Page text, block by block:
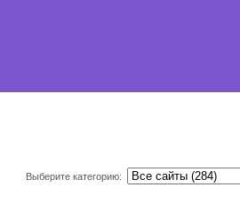
Выберите категорию: